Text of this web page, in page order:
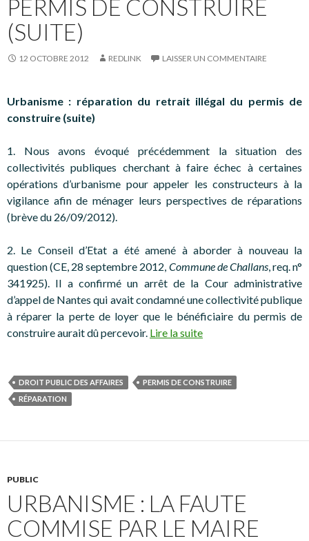
PERMIS DE CONSTRUIRE
(SUITE)
12 OCTOBRE 2012 REDLINK LAISSER UN COMMENTAIRE
Urbanisme : réparation du retrait illégal du permis de
construire (suite)
1. Nous avons évoqué précédemment la situation des
collectivités publiques cherchant à faire échec à certaines
opérations d’urbanisme pour appeler les constructeurs à la
vigilance afin de ménager leurs perspectives de réparations
(brève du 26/09/2012).
2. Le Conseil d’Etat a été amené à aborder à nouveau la
question (CE, 28 septembre 2012, Commune de Challans, req. n°
341925). Il a confirmé un arrêt de la Cour administrative
d’appel de Nantes qui avait condamné une collectivité publique
à réparer la perte de loyer que le bénéficiaire du permis de
construire aurait dû percevoir. Lire la suite
DROIT PUBLIC DES AFFAIRES
PERMIS DE CONSTRUIRE
RÉPARATION
PUBLIC
URBANISME : LA FAUTE
COMMISE PAR LE MAIRE